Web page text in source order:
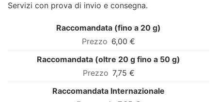
Servizi con prova di invio e consegna.
Raccomandata (fino a 20 g)
6,00 €
Raccomandata (oltre 20 g fino a 50 g)
7,75 €
Raccomandata Internazionale